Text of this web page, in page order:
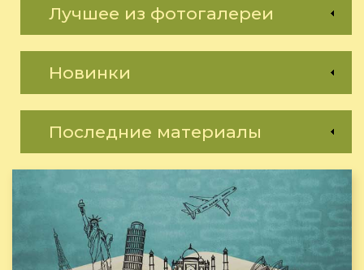
Лучшее из фотогалереи
Новинки
Последние материалы